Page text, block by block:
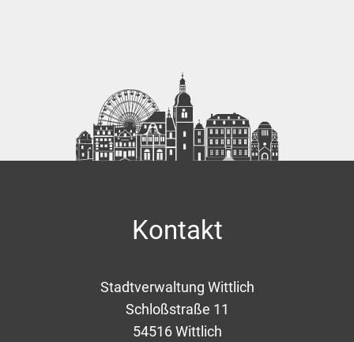
Kontakt
Stadtverwaltung Wittlich
Schloßstraße 11
54516 Wittlich